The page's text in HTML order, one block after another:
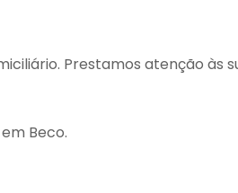
Prestamos atenção às
Beco.